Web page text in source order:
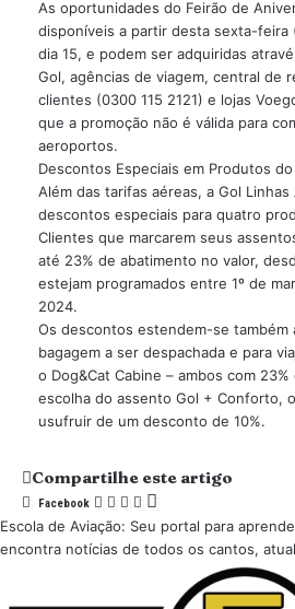
As oportunidades do Feirão de
disponíveis a partir desta sexta-feira
dia 15, e podem ser adquiridas
Gol, agências de viagem, central de
clientes (0300 115 2121) e lojas
que a promoção não é válida para
aeroportos.
Descontos Especiais em Produtos
Além das tarifas aéreas, a Gol
descontos especiais para quatro
Clientes que marcarem seus
até 23% de abatimento no valor,
estejam programados entre 1º de
2024.
Os descontos estendem-se também
bagagem a ser despachada e para
o Dog&Cat Cabine – ambos com
escolha do assento Gol + Conforto,
usufruir de um desconto de 10%.
Compartilhe este artigo
Facebook
Escola de Aviação: Seu portal para
encontra notícias de todos os cantos,